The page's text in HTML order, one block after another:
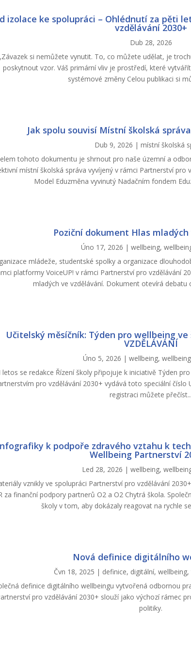
izolace ke spolupráci – Ohlédnutí za pěti
vzdělávání 2030+
Dub 28, 2026
si nemůžete vynutit. To, co můžete udělat, je
poskytnout vzor. Váš primární vliv je prostředí, které
systémové změny Celou publikaci si
Jak spolu souvisí Místní školská
Dub 9, 2026 | místní školská
tohoto dokumentu je shrnout pro naše územní a
místní školská správa vyvíjený v rámci Partnerství pro
Model Eduzměna vyvinutý Nadačním fondem
Poziční dokument Hlas
Úno 17, 2026 | wellbeing,
mládeže, studentské spolky a organizace
platformy VoiceUP! v rámci Partnerství pro vzdělávání
mladých ve vzdělávání. Dokument otevírá debatu
Učitelský měsíčník: Týden pro wellbeing ve
VZDĚLÁVÁNÍ
Úno 5, 2026 | wellbeing,
letos se redakce Řízení školy připojuje k iniciativě Týden
pro vzdělávání 2030+ vydává toto speciální číslo
registraci můžete přečíst...
k podpoře zdravého vztahu k
Wellbeing Partnerství
Led 28, 2026 | wellbeing,
vznikly ve spolupráci Partnerství pro vzdělávání
za finanční podpory partnerů O2 a O2 Chytrá škola.
školy v tom, aby dokázaly reagovat na rychle
Nová definice digitálního
Čvn 18, 2025 | definice, digitální, wellbeing,
definice digitálního wellbeingu vytvořená odbornou
pro vzdělávání 2030+ slouží jako výchozí rámec
politiky.